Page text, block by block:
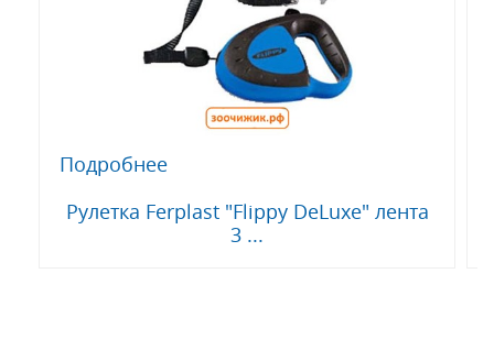
Подробнее
Рулетка Ferplast "Flippy DeLuxe" лента
3 ...